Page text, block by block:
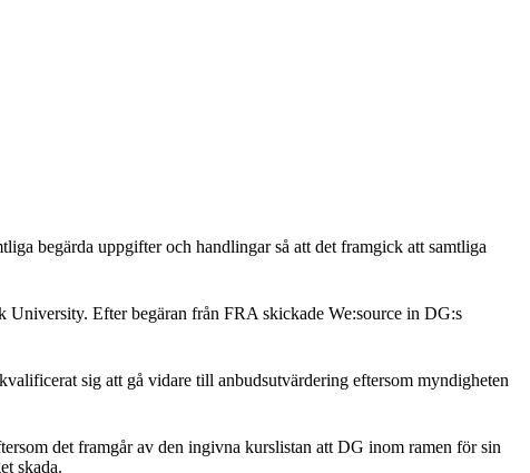
begärda uppgifter och handlingar så att det framgick att samtliga
University. Efter begäran från FRA skickade We:source in DG:s
sig att gå vidare till anbudsutvärdering eftersom myndigheten
det framgår av den ingivna kurslistan att DG inom ramen för sin
skada.